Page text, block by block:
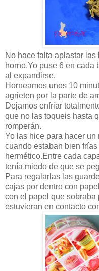
No hace falta aplastar
horno.Yo puse 6 en cada
al expandirse.
Horneamos unos 10
agrieten por la parte de
Dejamos enfriar
que no las toqueis hasta
romperán.
Yo las hice para hacer
cuando estaban bien
hermético.Entre cada
tenía miedo de que se
Para regalarlas las
cajas por dentro con
con el papel que
estuvieran en contacto